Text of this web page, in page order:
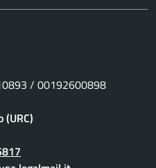
/ 00192600898